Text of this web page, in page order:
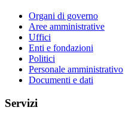
Organi di governo
Aree amministrative
Uffici
Enti e fondazioni
Politici
Personale amministrativo
Documenti e dati
Servizi